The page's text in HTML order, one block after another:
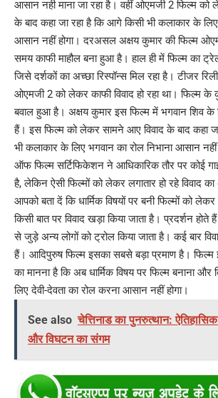
आसान नही माना जा रहा है। वहीं ओएमजी 2 फिल्म को
के बाद कहा जा रहा है कि आगे किसी भी कलाकार के लिए
आसान नहीं होगा। दरअसल अक्षय कुमार की फिल्म
समय काफी माहौल बना हुआ है। हाल ही में फिल्म का
जिसे दर्शकों का अच्छा रिस्पॉन्स मिल रहा है। टीजर
ओएमजी 2 को लेकर काफी विवाद हो रहा था। फिल्म
बवाल हुआ है। अक्षय कुमार इस फिल्म में भगवान शिव के
हैं। इस फिल्म को लेकर सामने आए विवाद के बाद कहा
भी कलाकार के लिए भगवान का रोल निभाना आसान नहीं
ऑफ फिल्म सर्टिफिकेशन ने आधिकारिक तौर पर कोई
है, लेकिन ऐसी फिल्मों को लेकर लगातार हो रहे विवाद
आपको बता दें कि धार्मिक विषयों पर बनी फिल्मों को
किसी बात पर विवाद खड़ा किया जाता है। प्रदर्शन
से जुड़े अन्य लोगों को ट्रोल किया जाता है। कई बार
हैं। आदिपुरुष फिल्म इसका सबसे बड़ा प्रमाण है। फिल्म
का मानना है कि अब धार्मिक विषय पर फिल्म बनाना
लिए देवी-देवता का रोल करना आसान नहीं होगा।
See also चेत्तिनाड का पुनरुत्थान:
और विघटन का संगम